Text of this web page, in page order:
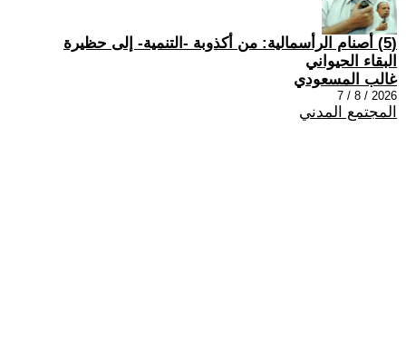
(5) أصنام الرأسمالية: من أكذوبة -التنمية- إلى حظيرة
البقاء الحيواني
غالب المسعودي
2026 / 8 / 7
المجتمع المدني